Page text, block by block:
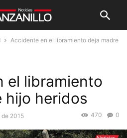
Accidente en el libramiento deja madre
el libramiento
hijo heridos
de 2015 0
470